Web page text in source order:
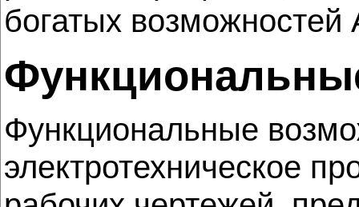
богатых
Функциональные
электротехническое